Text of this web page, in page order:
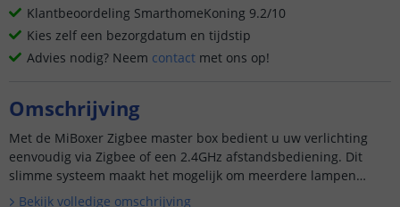
Klantbeoordeling SmarthomeKoning 9.2/10
Kies zelf een bezorgdatum en tijdstip
Advies nodig? Neem contact met ons op!
Omschrijving
Met de MiBoxer Zigbee master box bedient u uw verlichting
eenvoudig via Zigbee of een 2.4GHz afstandsbediening. Dit
slimme systeem maakt het mogelijk om meerdere lampen
tegelijk te bedienen, zonder ing...
Bekijk volledige omschrijving